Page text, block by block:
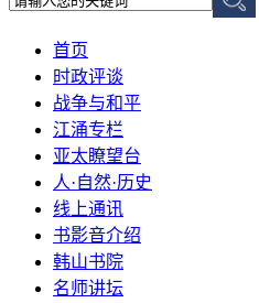
首页
时政评谈
战争与和平
江涌专栏
亚太瞭望台
人·自然·历史
线上通讯
书影音介绍
韩山书院
名师讲坛